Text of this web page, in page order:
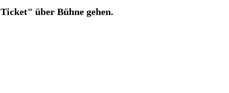
über Bühne gehen.